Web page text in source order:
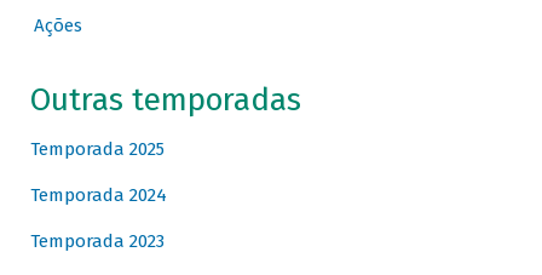
Ações
Outras temporadas
Temporada 2025
Temporada 2024
Temporada 2023